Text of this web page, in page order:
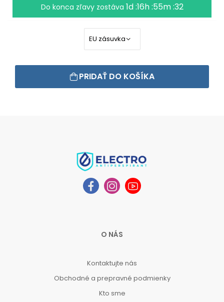
Do konca zľavy zostáva1d :16h :55m :31
PRIDAŤ DO KOŠÍKA
O NÁS
Kontaktujte nás
Obchodné a prepravné podmienky
Kto sme